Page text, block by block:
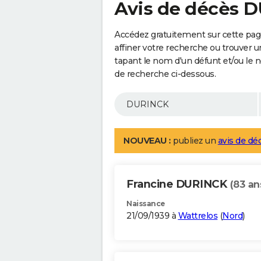
Avis de décès
Accédez gratuitement sur cette
affiner votre recherche ou trouver
tapant le nom d'un défunt et/ou le
de recherche ci-dessous.
NOUVEAU : publiez un avis de
Francine DURINCK (83
Naissance
21/09/1939 à Wattrelos (Nord)